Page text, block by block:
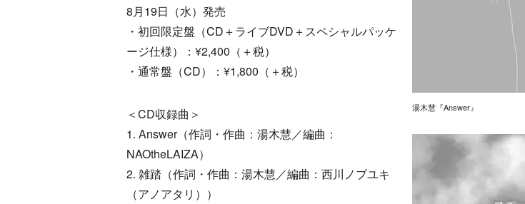
湯木慧『Answer』
8月19日（水）発売
・初回限定盤（CD＋ライブDVD＋スペシャルパッケ
ージ仕様）：¥2,400（＋税）
・通常盤（CD）：¥1,800（＋税）
＜CD収録曲＞
1. Answer（作詞・作曲：湯木慧／編曲：
NAOtheLAIZA）
2. 雑踏（作詞・作曲：湯木慧／編曲：西川ノブユキ
（アノアタリ））